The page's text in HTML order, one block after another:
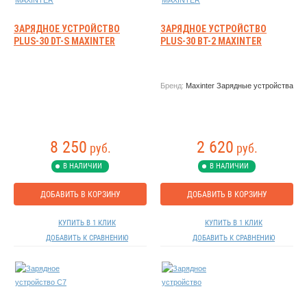
ЗАРЯДНОЕ УСТРОЙСТВО
PLUS-30 DT-S MAXINTER
8 250 руб.
В НАЛИЧИИ
ДОБАВИТЬ В КОРЗИНУ
КУПИТЬ В 1 КЛИК
ДОБАВИТЬ К СРАВНЕНИЮ
ЗАРЯДНОЕ УСТРОЙСТВО
PLUS-30 BT-2 MAXINTER
Бренд: Maxinter Зарядные устройства
2 620 руб.
В НАЛИЧИИ
ДОБАВИТЬ В КОРЗИНУ
КУПИТЬ В 1 КЛИК
ДОБАВИТЬ К СРАВНЕНИЮ